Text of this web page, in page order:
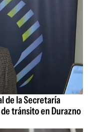
de la Secretaría
tránsito en Durazno